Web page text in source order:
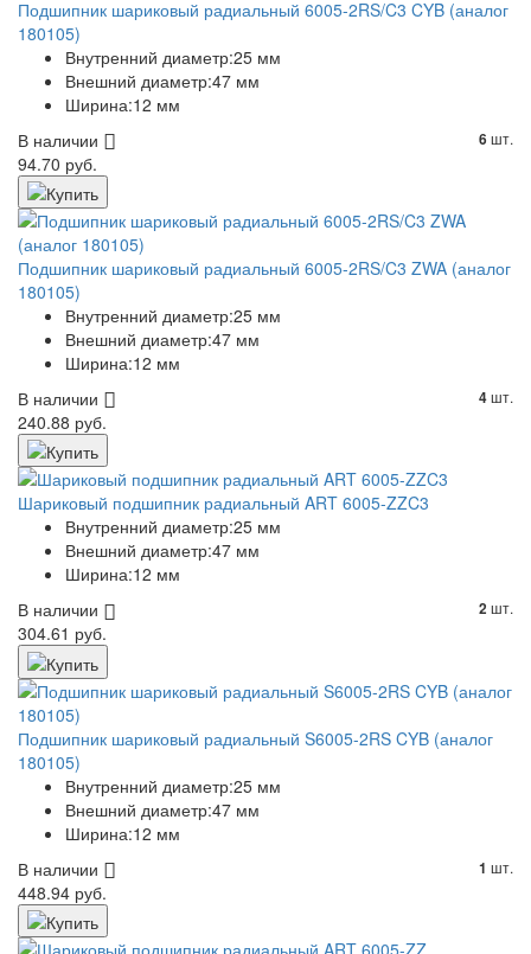
Подшипник шариковый радиальный 6005-2RS/C3 CYB (аналог
180105)
Внутренний диаметр:25 мм
Внешний диаметр:47 мм
Ширина:12 мм
В наличии
6 шт.
94.70 руб.
Подшипник шариковый радиальный 6005-2RS/C3 ZWA (аналог
180105)
Внутренний диаметр:25 мм
Внешний диаметр:47 мм
Ширина:12 мм
В наличии
4шт.
240.88 руб.
Шариковый подшипник радиальный ART 6005-ZZC3
Внутренний диаметр:25 мм
Внешний диаметр:47 мм
Ширина:12 мм
В наличии
2 шт.
304.61 руб.
Подшипник шариковый радиальный S6005-2RS CYB (аналог
180105)
Внутренний диаметр:25 мм
Внешний диаметр:47 мм
Ширина:12 мм
В наличии
1 шт.
448.94 руб.